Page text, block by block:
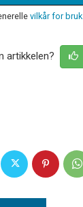
vilkår for bruk
artikkelen?